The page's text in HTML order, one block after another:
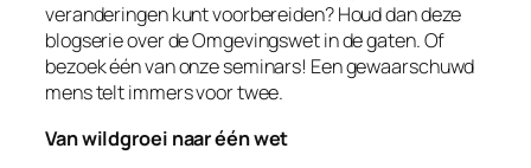
veranderingen kunt voorbereiden? Houd dan deze
blogserie over de Omgevingswet in de gaten. Of
bezoek één van onze seminars! Een gewaarschuwd
mens telt immers voor twee.
Van wildgroei naar één wet